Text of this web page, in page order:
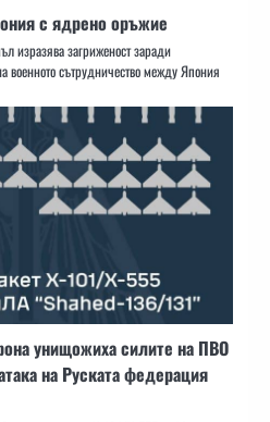
с ядрено оръжие
изразява загриженост заради
военното сътрудничество между Япония
унищожиха силите на ПВО
на Руската федерация